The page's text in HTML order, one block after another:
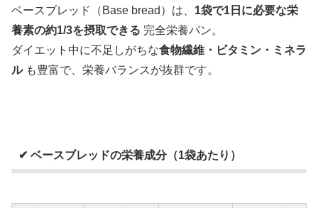
ベースブレッド（Base bread）は、 1袋で1日に必要な栄
養素の約1/3を摂取できる 完全栄養パン。
ダイエット中に不足しがちな食物繊維・ビタミン・ミネラ
ルも豊富で、栄養バランスが抜群です。
✔ ベースブレッドの栄養成分（1袋あたり）